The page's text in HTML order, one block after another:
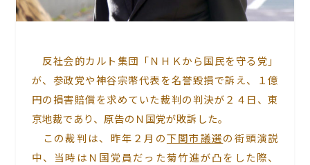
反社会的カルト集団「ＮＨＫから国民を守る党」
が、参政党や神谷宗幣代表を名誉毀損で訴え、１億
円の損害賠償を求めていた裁判の判決が２４日、東
京地裁であり、原告のＮ国党が敗訴した。
この裁判は、昨年２月の下関市議選の街頭演説
中、当時はＮ国党員だった菊竹進が凸をした際、